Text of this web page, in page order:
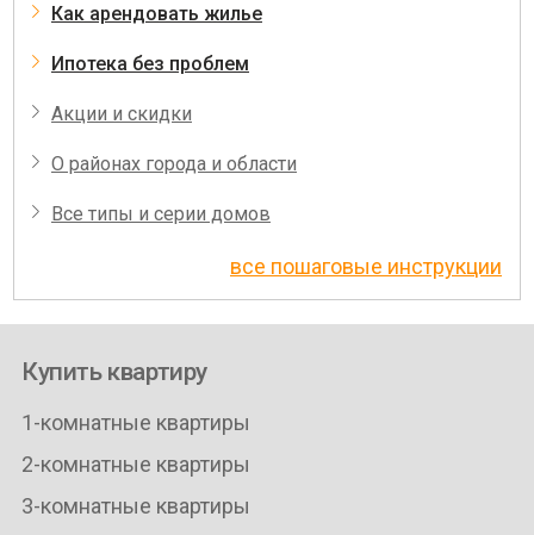
Как арендовать жилье
Ипотека без проблем
Акции и скидки
О районах города и области
Все типы и серии домов
все пошаговые инструкции
Купить квартиру
1-комнатные квартиры
2-комнатные квартиры
3-комнатные квартиры